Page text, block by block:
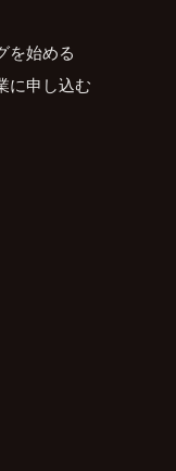
を始める
に申し込む